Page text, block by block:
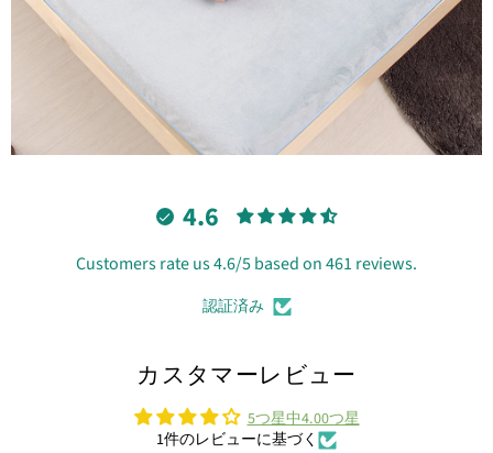
4.6
Customers rate us 4.6/5 based on 461 reviews.
認証済み
カスタマーレビュー
5つ星中4.00つ星
1件のレビューに基づく